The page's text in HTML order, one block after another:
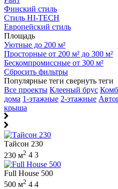
Финский стиль
Стиль HI-TECH
Европейский стиль
Площадь
Уютные до 200 м²
Просторные от 200 м² до 300 м²
Бескомпромиссные от 300 м²
Сбросить фильтры
Популярные теги свернуть теги
Все проекты Клееный брус
дома 1-этажные 2-этажные
крыша
Тайсон 230
230 м2 4 3
Full House 500
500 м2 4 4